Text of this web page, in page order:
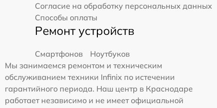
Согласие на обработку персональных данных
Способы оплаты
Ремонт устройств
Смартфонов
Ноутбуков
Мы занимаемся ремонтом и техническим
обслуживанием техники Infinix по истечении
гарантийного периода. Наш центр в Краснодаре
работает независимо и не имеет официальной